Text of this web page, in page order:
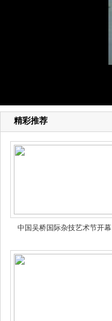
精彩推荐
中国吴桥国际杂技艺术节开幕